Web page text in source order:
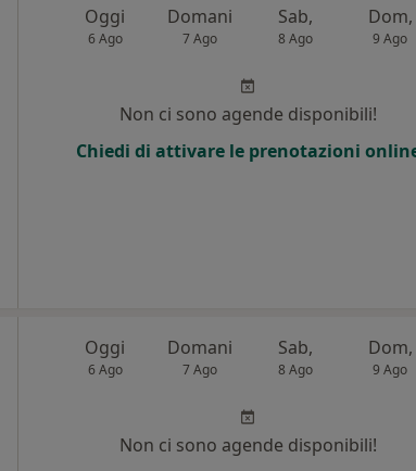
Oggi
6 Ago
Domani
7 Ago
Sab,
8 Ago
Dom,
9 Ago
Non ci sono agende disponibili!
Chiedi di attivare le prenotazioni
Oggi
6 Ago
Domani
7 Ago
Sab,
8 Ago
Dom,
9 Ago
Non ci sono agende disponibili!